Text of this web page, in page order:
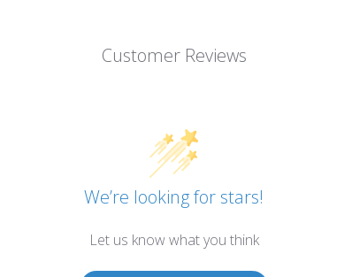
Customer Reviews
We’re looking for stars!
Let us know what you think